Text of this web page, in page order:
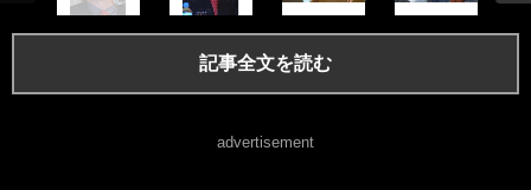
記事全文を読む
advertisement